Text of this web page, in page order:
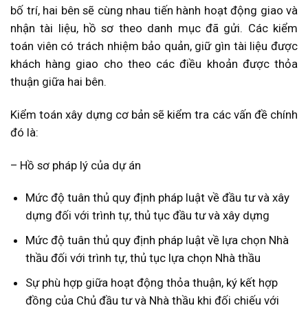
bố trí, hai bên sẽ cùng nhau tiến hành hoạt động giao và
nhận tài liệu, hồ sơ theo danh mục đã gửi. Các kiểm
toán viên có trách nhiệm bảo quản, giữ gìn tài liệu được
khách hàng giao cho theo các điều khoản được thỏa
thuận giữa hai bên.
Kiểm toán xây dựng cơ bản sẽ kiểm tra các vấn đề chính
đó là:
– Hồ sơ pháp lý của dự án
Mức độ tuân thủ quy định pháp luật về đầu tư và xây
dựng đối với trình tự, thủ tục đầu tư và xây dựng
Mức độ tuân thủ quy định pháp luật về lựa chọn Nhà
thầu đối với trình tự, thủ tục lựa chọn Nhà thầu
Sự phù hợp giữa hoạt động thỏa thuận, ký kết hợp
đồng của Chủ đầu tư và Nhà thầu khi đối chiếu với